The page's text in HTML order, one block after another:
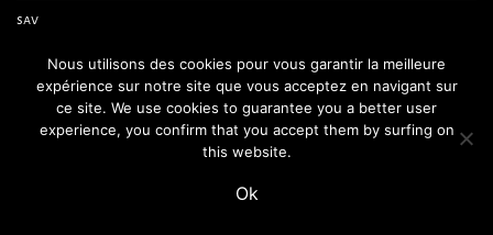
sav
contactez-nous
conditions générales de vente
mentions légales
Nous utilisons des cookies pour vous garantir la meilleure
expérience sur notre site que vous acceptez en navigant sur
ce site. We use cookies to guarantee you a better user
experience, you confirm that you accept them by surfing on
this website.
Ok